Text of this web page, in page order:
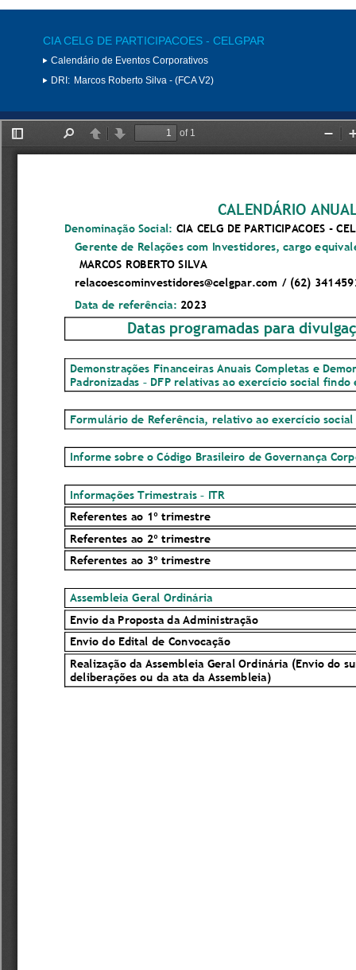
CIA CELG DE PARTICIPACOES - CELGPAR
Calendário de Eventos Corporativos
DRI: Marcos Roberto Silva - (FCA V2)